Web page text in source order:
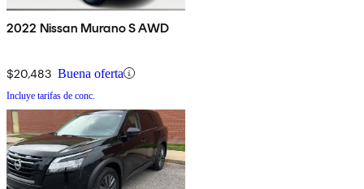
2022 Nissan Murano S AWD
$20,483 Buena oferta
Incluye tarifas de conc.